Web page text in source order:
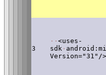
3
· · <uses-
sdk ·
Version="31"/>